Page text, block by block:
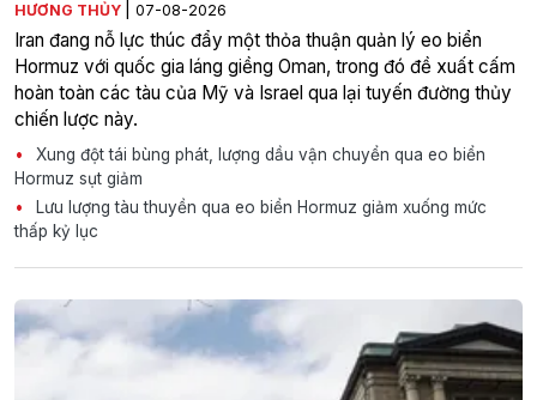
HƯƠNG THỦY 07-08-2026
Iran đang nỗ lực thúc đẩy một thỏa thuận quản lý eo biển
Hormuz với quốc gia láng giềng Oman, trong đó đề xuất cấm
hoàn toàn các tàu của Mỹ và Israel qua lại tuyến đường thủy
chiến lược này.
Xung đột tái bùng phát, lượng dầu vận chuyển qua eo biển
Hormuz sụt giảm
Lưu lượng tàu thuyền qua eo biển Hormuz giảm xuống mức
thấp kỷ lục